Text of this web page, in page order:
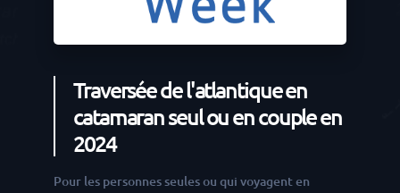
Traversée de l'atlantique en
catamaran seul ou en couple en
2024
Pour les personnes seules ou qui voyagent en